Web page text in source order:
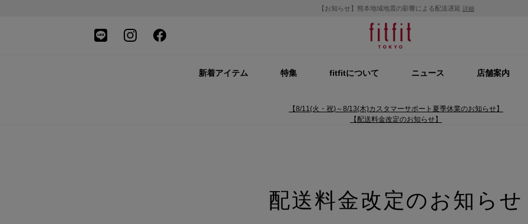
【お知らせ】熊本地域地震の影響による配送遅延 詳細
新着アイテム 特集 fitfitについて ニュース 店舗案内
【8/11(火・祝)～8/13(木)カスタマーサポート夏季休業のお知らせ】
【配送料金改定のお知らせ】
配送料金改定のお知らせ